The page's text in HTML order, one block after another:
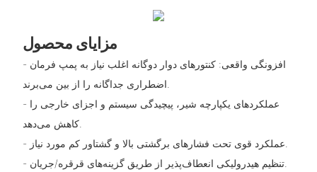
مزایای محصول
- افزونگی واقعی: کنتورهای دوار دوگانه اغلب نیاز به پمپ فرمان
- عملکردهای یکپارچه شیر، پیچیدگی سیستم و اجزای خارجی را
کاهش می‌دهد.
- تنظیم هیدرولیکی انعطاف‌پذیر از طریق گزینه‌های قرقره/جریان.